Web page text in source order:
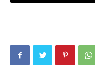
▼千島短尾貓外表看